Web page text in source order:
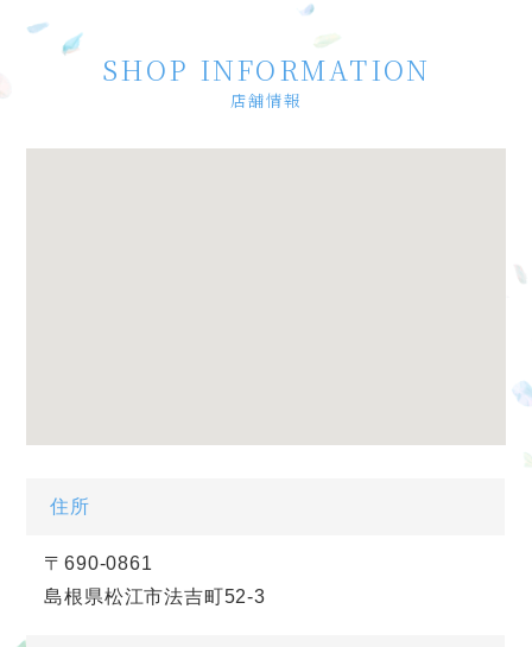
SHOP INFORMATION
店舗情報
住所
〒690-0861
島根県松江市法吉町52-3